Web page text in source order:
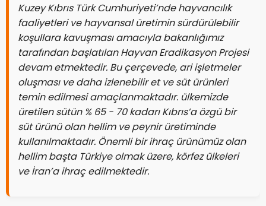
Kuzey Kıbrıs Türk Cumhuriyeti’nde hayvancılık
faaliyetleri ve hayvansal üretimin sürdürülebilir
koşullara kavuşması amacıyla bakanlığımız
tarafından başlatılan Hayvan Eradikasyon Projesi
devam etmektedir. Bu çerçevede, ari işletmeler
oluşması ve daha izlenebilir et ve süt ürünleri
temin edilmesi amaçlanmaktadır. ülkemizde
üretilen sütün % 65 - 70 kadarı Kıbrıs’a özgü bir
süt ürünü olan hellim ve peynir üretiminde
kullanılmaktadır. Önemli bir ihraç ürünümüz olan
hellim başta Türkiye olmak üzere, körfez ülkeleri
ve İran’a ihraç edilmektedir.